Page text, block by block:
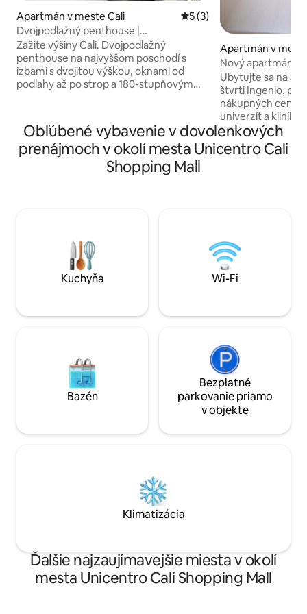
Apartmán v meste Cali Priemerné ohodnotenie 5
5 (3)
Dvojpodlažný penthouse |
Panoramatický výhľad + terasa Cali
Zažite výšiny Cali. Dvojpodlažný
penthouse na najvyššom poschodí s
izbami s dvojitou výškou, oknami od
podlahy až po strop a 180-stupňovým
ostrova so špičkovými spotrebičmi,
mramorové a čierne oceľové povrchové
úpravy. Hlavná kúpeľňa s voľne stojacou
vaňou a spa dažďovou sprchou.
Súkromná terasa s panoramatickým
Apartmán v
Nový apartmán
Ubytujte sa na
štvrti Ingenio, päť
nákupných
univerzít a kliník v
pár minút od
úplne tichej
recepciu,
odpočinok.
Obľúbené vybavenie v dovolenkových
prenájmoch v okolí mesta Unicentro Cali
Shopping Mall
Kuchyňa Wi-Fi
Bazén
Bezplatné
parkovanie priamo
v objekte
Klimatizácia
Ďalšie najzaujímavejšie miesta v okolí
mesta Unicentro Cali Shopping Mall